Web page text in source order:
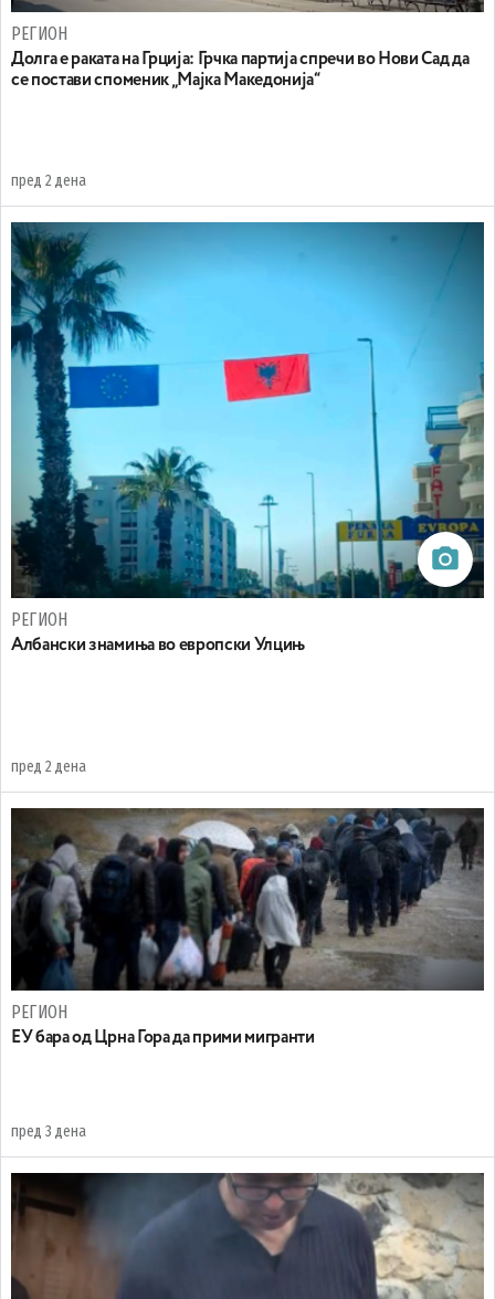
РЕГИОН
Долга е раката на Грција: Грчка партија спречи во Нови Сад да
се постави споменик „Мајка Македонија“
пред 2 дена
РЕГИОН
Aлбански знамиња во европски Улцињ
пред 2 дена
РЕГИОН
EУ бара од Црна Гора да прими мигранти
пред 3 дена